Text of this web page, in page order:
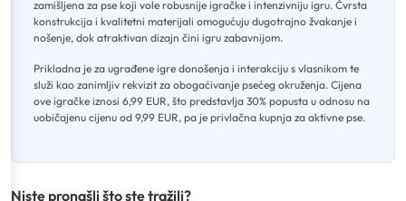
zamišljena za pse koji vole robusnije igračke i intenzivniju igru. Čvrsta
konstrukcija i kvalitetni materijali omogućuju dugotrajno žvakanje i
nošenje, dok atraktivan dizajn čini igru zabavnijom.
Prikladna je za ugrađene igre donošenja i interakciju s vlasnikom te
služi kao zanimljiv rekvizit za obogaćivanje psećeg okruženja. Cijena
ove igračke iznosi 6,99 EUR, što predstavlja 30% popusta u odnosu na
uobičajenu cijenu od 9,99 EUR, pa je privlačna kupnja za aktivne pse.
Niste pronašli što ste tražili?